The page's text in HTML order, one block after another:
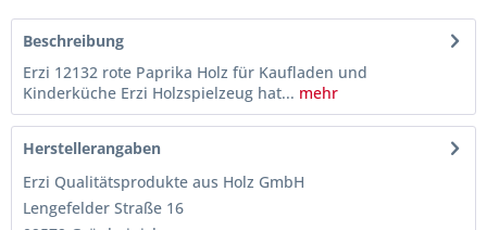
Beschreibung
Erzi 12132 rote Paprika Holz für Kaufladen und
Kinderküche Erzi Holzspielzeug hat... mehr
Herstellerangaben
Erzi Qualitätsprodukte aus Holz GmbH
Lengefelder Straße 16